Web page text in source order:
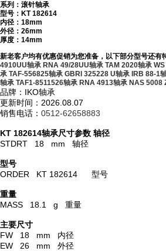
系列：滚针轴承
型号： KT 182614
内径：18mm
外径：26mm
厚度：14mm
新老客户均有优惠促销为您准备，以下部分型号还有
4910UU轴承 RNA 49/28UU轴承 TAM 2020轴承
承 TAF-556825轴承 GBRI 325228 U轴承 IRB 88-1
轴承 TAF1-8511526轴承 RNA 4913轴承 NAS 5008
品牌：IKO轴承
更新时间：2026.08.07
销售电话： 0512-62658883
KT 182614轴承尺寸参数 轴径
STDRT 18 mm 轴径
型号
ORDER KT 182614 型号
重量
MASS 18.1 g 重量
主要尺寸
FW 18 mm 内径
EW 26 mm 外径